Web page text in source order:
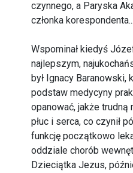
czynnego, a Paryska
członka
Wspominał kiedyś
najlepszym,
był Ignacy Baranowski,
podstaw medycyny
opanować, jakże trudną
płuc i serca, co czynił
funkcję początkowo
oddziale chorób
Dzieciątka Jezus,